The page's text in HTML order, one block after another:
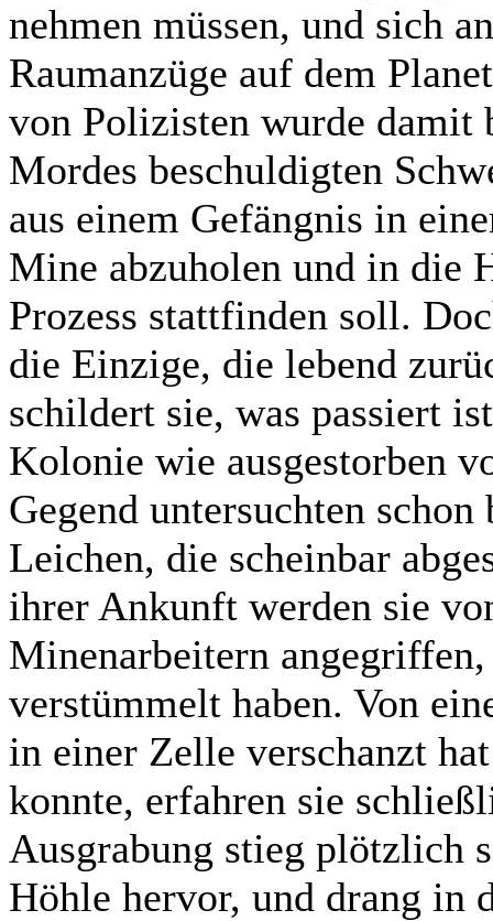
nehmen müssen, und sich
Raumanzüge auf dem
von Polizisten wurde damit
Mordes beschuldigten
aus einem Gefängnis in
Mine abzuholen und in die
Prozess stattfinden soll.
die Einzige, die lebend
schildert sie, was passiert
Kolonie wie ausgestorben
Gegend untersuchten
Leichen, die scheinbar
ihrer Ankunft werden sie
Minenarbeitern
verstümmelt haben. Von
in einer Zelle verschanzt
konnte, erfahren sie
Ausgrabung stieg plötzlich
Höhle hervor, und drang in